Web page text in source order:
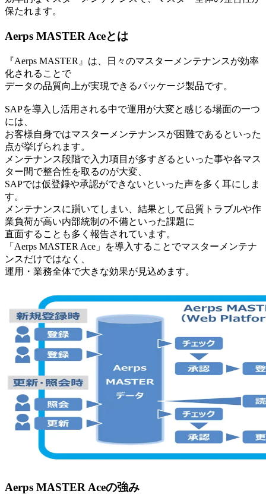
保たれます。
Aerps MASTER Aceとは
『Aerps MASTER』は、日々のマスターメンテナンスが効率
化されることで
データの品質向上が実現できるパッケージ製品です。
SAPを導入し活用される中で運用が大変と感じる場面の一つ
には、
お客様自身ではマスターメンテナンスが困難であるといった
点が挙げられます。
メンテナンス段階で入力項目が多すぎるといった事や各マス
ター間で整合性を取るのが大変、
SAPでは仮登録や承認ができないといった声を多く耳にしま
す。
メンテナンスに躓いてしまい、結果として品質トラブルや作
業負荷が高い内部統制の不備といった課題に
直面することも多く報告されています。
「Aerps MASTER Ace」を導入することでマスターメンテナ
ンスだけではなく、
運用・業務全体で大きな効果が見込めます。
Aerps MASTER Aceの強み